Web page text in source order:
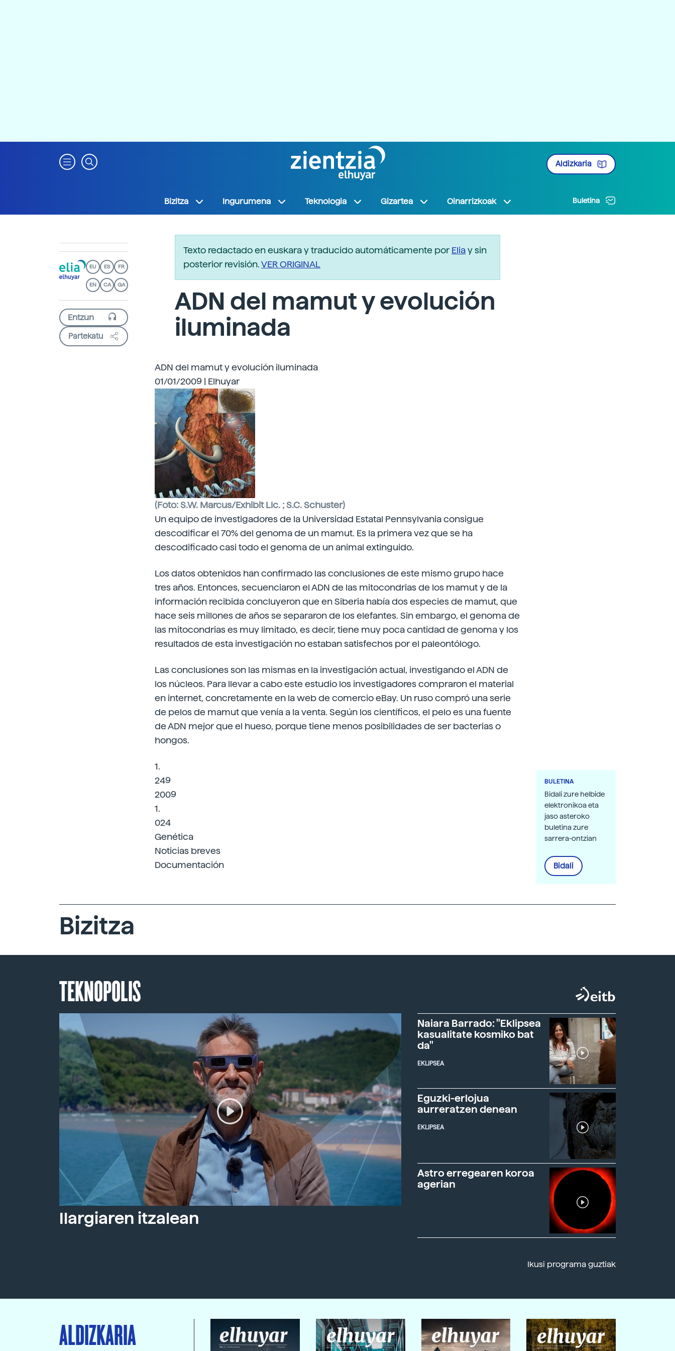
Aldizkaria
Bizitza Ingurumena Teknologia Gizartea Oinarrizkoak Buletina
EU ES FR
EN CA GA
Partekatu
Texto redactado en euskara y traducido automáticamente porEliay sin
posterior revisión.VER ORIGINAL
ADN del mamut y evolución
iluminada
ADN del mamut y evolución iluminada
01/01/2009 | Elhuyar
(Foto: S.W. Marcus/Exhibit Llc. ; S.C. Schuster)
Un equipo de investigadores de la Universidad Estatal Pennsylvania consigue
descodificar el 70% del genoma de un mamut. Es la primera vez que se ha
descodificado casi todo el genoma de un animal extinguido.
Los datos obtenidos han confirmado las conclusiones de este mismo grupo hace
tres años. Entonces, secuenciaron el ADN de las mitocondrias de los mamut y de la
información recibida concluyeron que en Siberia había dos especies de mamut, que
hace seis millones de años se separaron de los elefantes. Sin embargo, el genoma de
las mitocondrias es muy limitado, es decir, tiene muy poca cantidad de genoma y los
resultados de esta investigación no estaban satisfechos por el paleontólogo.
Las conclusiones son las mismas en la investigación actual, investigando el ADN de
los núcleos. Para llevar a cabo este estudio los investigadores compraron el material
en internet, concretamente en la web de comercio eBay. Un ruso compró una serie
de pelos de mamut que venía a la venta. Según los científicos, el pelo es una fuente
de ADN mejor que el hueso, porque tiene menos posibilidades de ser bacterias o
hongos.
1.
249
2009
1.
024
Genética
Noticias breves
Documentación
BULETINA
Bidali zure helbide
elektronikoa eta
jaso asteroko
buletina zure
sarrera-ontzian
Bidali
Bizitza
TEKNOPOLIS
Ilargiaren itzalean
Naiara Barrado: "Eklipsea
kasualitate kosmiko bat
da"
EKLIPSEA
Eguzki-erlojua
aurreratzen denean
EKLIPSEA
Astro erregearen koroa
agerian
Ikusi programa guztiak
ALDIZKARIA